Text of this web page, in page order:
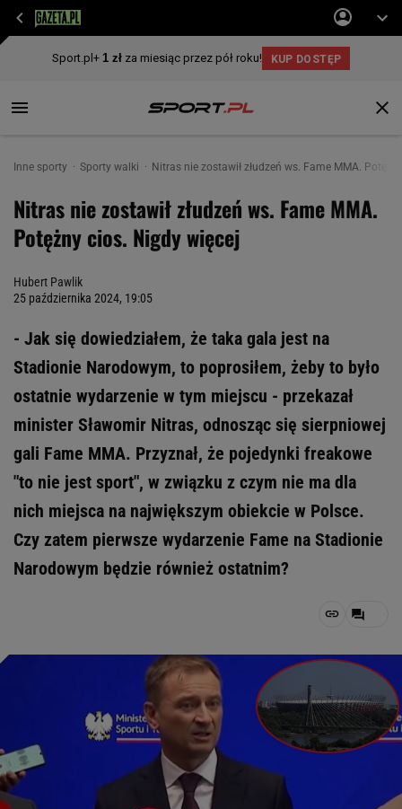
Inne sporty Sporty walki Nitras nie zostawił złudzeń ws. Fame MMA.
Nitras nie zostawił złudzeń ws. Fame MMA.
Potężny cios. Nigdy więcej
Hubert Pawlik
25 października 2024, 19:05
- Jak się dowiedziałem, że taka gala jest na
Stadionie Narodowym, to poprosiłem, żeby to było
ostatnie wydarzenie w tym miejscu - przekazał
minister Sławomir Nitras, odnosząc się sierpniowej
gali Fame MMA. Przyznał, że pojedynki freakowe
"to nie jest sport", w związku z czym nie ma dla
nich miejsca na największym obiekcie w Polsce.
Czy zatem pierwsze wydarzenie Fame na Stadionie
Narodowym będzie również ostatnim?